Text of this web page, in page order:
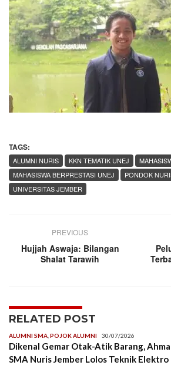
TAGS:
ALUMNI NURIS KKN TEMATIK UNEJ
MAHASISWA BERPRESTASI UNEJ
PONDOK
UNIVERSITAS JEMBER
PREVIOUS
Hujjah Aswaja: Bilangan
Shalat Tarawih
RELATED POST
ALUMNI SMA POJOK ALUMNI 30/07/2026
Dikenal Gemar Otak-Atik Barang,
SMA Nuris Jember Lolos Teknik